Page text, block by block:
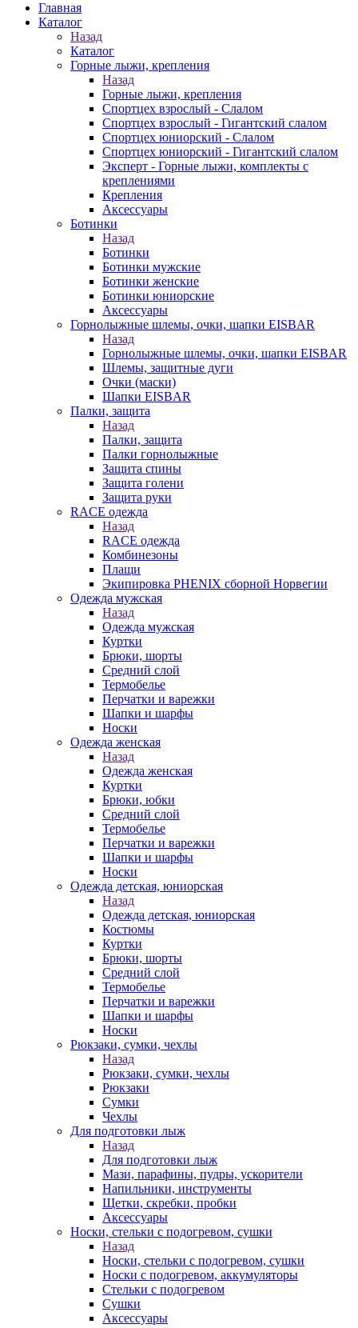
Главная
Каталог
Назад
Каталог
Горные лыжи, крепления
Назад
Горные лыжи, крепления
Спортцех взрослый - Слалом
Спортцех взрослый - Гигантский слалом
Спортцех юниорский - Слалом
Спортцех юниорский - Гигантский слалом
Эксперт - Горные лыжи, комплекты с
креплениями
Крепления
Аксессуары
Ботинки
Назад
Ботинки
Ботинки мужские
Ботинки женские
Ботинки юниорские
Аксессуары
Горнолыжные шлемы, очки, шапки EISBAR
Назад
Горнолыжные шлемы, очки, шапки EISBAR
Шлемы, защитные дуги
Очки (маски)
Шапки EISBAR
Палки, защита
Назад
Палки, защита
Палки горнолыжные
Защита спины
Защита голени
Защита руки
RACE одежда
Назад
RACE одежда
Комбинезоны
Плащи
Экипировка PHENIX сборной Норвегии
Одежда мужская
Назад
Одежда мужская
Куртки
Брюки, шорты
Средний слой
Термобелье
Перчатки и варежки
Шапки и шарфы
Носки
Одежда женская
Назад
Одежда женская
Куртки
Брюки, юбки
Средний слой
Термобелье
Перчатки и варежки
Шапки и шарфы
Носки
Одежда детская, юниорская
Назад
Одежда детская, юниорская
Костюмы
Куртки
Брюки, шорты
Средний слой
Термобелье
Перчатки и варежки
Шапки и шарфы
Носки
Рюкзаки, сумки, чехлы
Назад
Рюкзаки, сумки, чехлы
Рюкзаки
Сумки
Чехлы
Для подготовки лыж
Назад
Для подготовки лыж
Мази, парафины, пудры, ускорители
Напильники, инструменты
Щетки, скребки, пробки
Аксессуары
Носки, стельки с подогревом, сушки
Назад
Носки, стельки с подогревом, сушки
Носки с подогревом, аккумуляторы
Стельки с подогревом
Сушки
Аксессуары